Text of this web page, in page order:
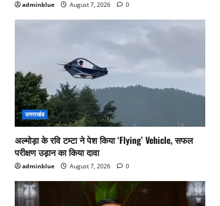
adminblue August 7, 2026 0
उत्तराखंड
अल्मोड़ा के रवि टम्टा ने पेश किया ‘Flying’ Vehicle, सफल
परीक्षण उड़ान का किया दावा
adminblue August 7, 2026 0